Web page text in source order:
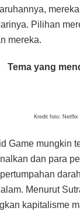
Pilihan
mereka.
Tema yang
Kredit foto: Netflix
Game mungkin
dan para
Menurut
kapitalisme